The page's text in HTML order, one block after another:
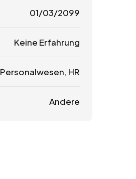
01/03/2099
Keine Erfahrung
Personalwesen, HR
Andere